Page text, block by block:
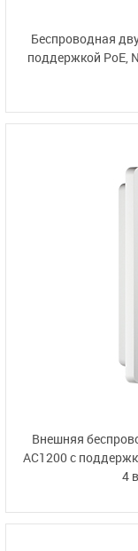
Беспроводная
поддержкой PoE,
Внешняя
AC1200 с
4